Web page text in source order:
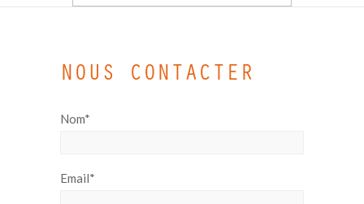
NOUS CONTACTER
Nom*
Email*